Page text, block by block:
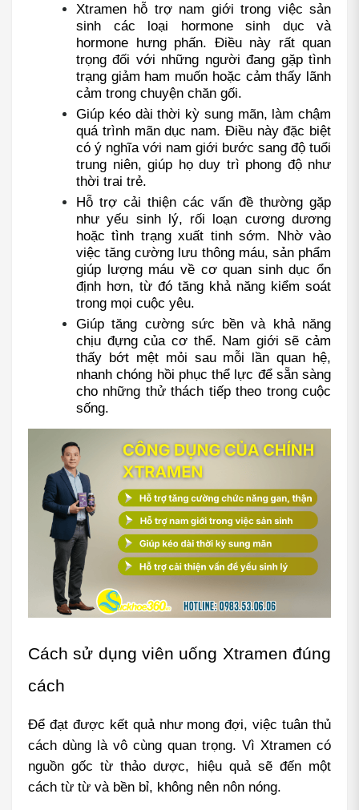
Xtramen hỗ trợ nam giới trong việc sản
sinh các loại hormone sinh dục và
hormone hưng phấn. Điều này rất quan
trọng đối với những người đang gặp tình
trạng giảm ham muốn hoặc cảm thấy lãnh
cảm trong chuyện chăn gối.
Giúp kéo dài thời kỳ sung mãn, làm chậm
quá trình mãn dục nam. Điều này đặc biệt
có ý nghĩa với nam giới bước sang độ tuổi
trung niên, giúp họ duy trì phong độ như
thời trai trẻ.
Hỗ trợ cải thiện các vấn đề thường gặp
như yếu sinh lý, rối loạn cương dương
hoặc tình trạng xuất tinh sớm. Nhờ vào
việc tăng cường lưu thông máu, sản phẩm
giúp lượng máu về cơ quan sinh dục ổn
định hơn, từ đó tăng khả năng kiểm soát
trong mọi cuộc yêu.
Giúp tăng cường sức bền và khả năng
chịu đựng của cơ thể. Nam giới sẽ cảm
thấy bớt mệt mỏi sau mỗi lần quan hệ,
nhanh chóng hồi phục thể lực để sẵn sàng
cho những thử thách tiếp theo trong cuộc
sống.
Cách sử dụng viên uống Xtramen đúng
cách
Để đạt được kết quả như mong đợi, việc tuân thủ
cách dùng là vô cùng quan trọng. Vì Xtramen có
nguồn gốc từ thảo dược, hiệu quả sẽ đến một
cách từ từ và bền bỉ, không nên nôn nóng.